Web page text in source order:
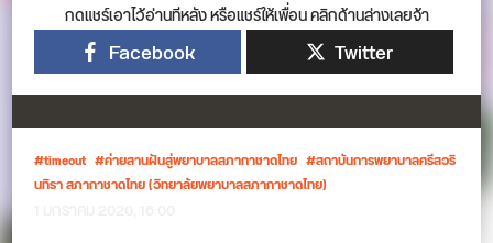
กดแชร์เอาไว้อ่านทีหลัง หรือแชร์ให้เพื่อน คลิกด้านล่างเลยจ้า
Facebook Twitter
timeout ค่ายสานฝันสู่พยาบาลสภากาชาดไทย
สถาบันการพยาบาลศรีสวริ
นทิรา สภากาชาดไทย (วิทยาลัยพยาบาลสภากาชาดไทย)